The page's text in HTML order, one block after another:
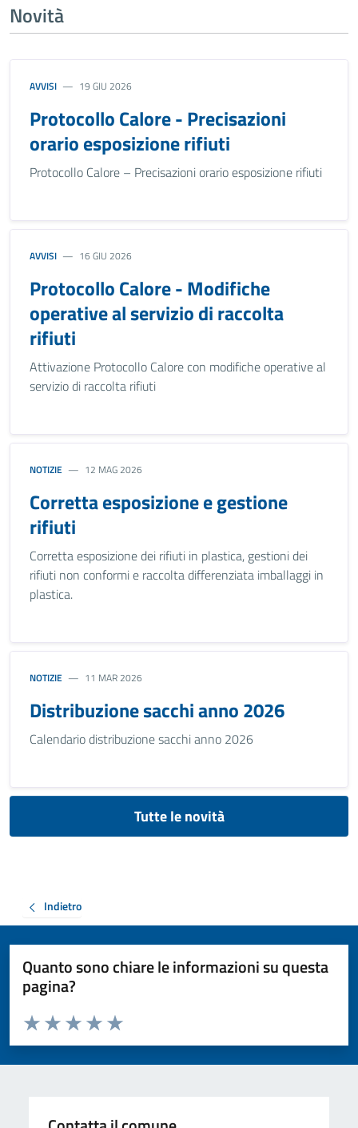
Novità
AVVISI 19 GIU 2026
Protocollo Calore - Precisazioni
orario esposizione rifiuti
Protocollo Calore – Precisazioni orario esposizione rifiuti
AVVISI 16 GIU 2026
Protocollo Calore - Modifiche
operative al servizio di raccolta
rifiuti
Attivazione Protocollo Calore con modifiche operative al
servizio di raccolta rifiuti
NOTIZIE 12 MAG 2026
Corretta esposizione e gestione
rifiuti
Corretta esposizione dei rifiuti in plastica, gestioni dei
rifiuti non conformi e raccolta differenziata imballaggi in
plastica.
NOTIZIE 11 MAR 2026
Distribuzione sacchi anno 2026
Calendario distribuzione sacchi anno 2026
Tutte le novità
Indietro
Quanto sono chiare le informazioni su questa
pagina?
Valuta da 1 a 5 stelle la pagina
Valuta 5 stelle su 5
Valuta 4 stelle su 5
Valuta 3 stelle su 5
Valuta 2 stelle su 5
Valuta 1 stelle su 5